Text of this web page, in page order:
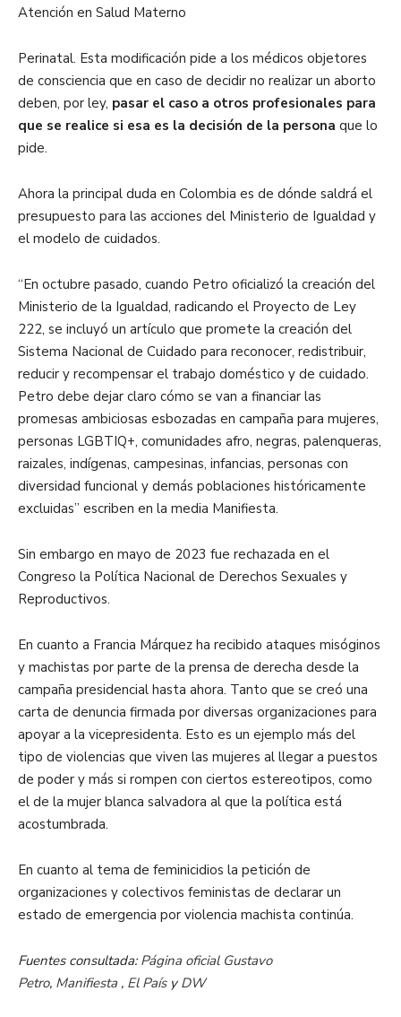
Atención en Salud Materno
Perinatal. Esta modificación pide a los médicos objetores
de consciencia que en caso de decidir no realizar un aborto
deben, por ley, pasar el caso a otros profesionales para
que se realice si esa es la decisión de la persona que lo
pide.
Ahora la principal duda en Colombia es de dónde saldrá el
presupuesto para las acciones del Ministerio de Igualdad y
el modelo de cuidados.
“En octubre pasado, cuando Petro oficializó la creación del
Ministerio de la Igualdad, radicando el Proyecto de Ley
222, se incluyó un artículo que promete la creación del
Sistema Nacional de Cuidado para reconocer, redistribuir,
reducir y recompensar el trabajo doméstico y de cuidado.
Petro debe dejar claro cómo se van a financiar las
promesas ambiciosas esbozadas en campaña para mujeres,
personas LGBTIQ+, comunidades afro, negras, palenqueras,
raizales, indígenas, campesinas, infancias, personas con
diversidad funcional y demás poblaciones históricamente
excluidas” escriben en la media Manifiesta.
Sin embargo en mayo de 2023 fue rechazada en el
Congreso la Política Nacional de Derechos Sexuales y
Reproductivos.
En cuanto a Francia Márquez ha recibido ataques misóginos
y machistas por parte de la prensa de derecha desde la
campaña presidencial hasta ahora. Tanto que se creó una
carta de denuncia firmada por diversas organizaciones para
apoyar a la vicepresidenta. Esto es un ejemplo más del
tipo de violencias que viven las mujeres al llegar a puestos
de poder y más si rompen con ciertos estereotipos, como
el de la mujer blanca salvadora al que la política está
acostumbrada.
En cuanto al tema de feminicidios la petición de
organizaciones y colectivos feministas de declarar un
estado de emergencia por violencia machista continúa.
Fuentes consultada:Página oficial Gustavo
Petro, Manifiesta , El Paísy DW